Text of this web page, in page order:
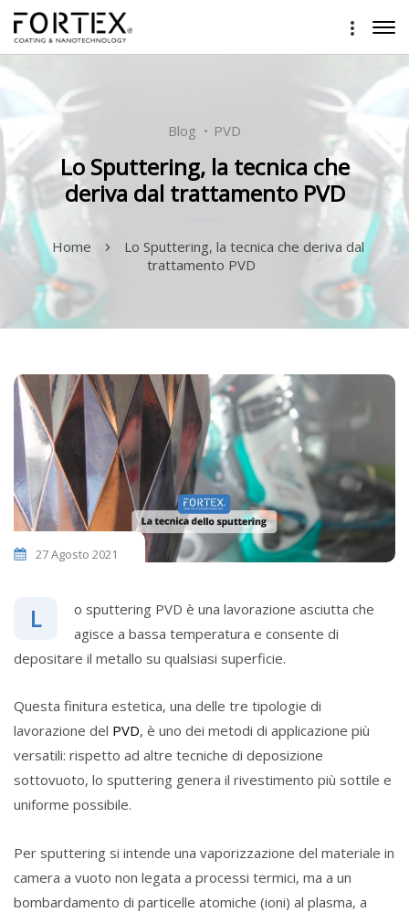
Blog PVD
Lo Sputtering, la tecnica che
deriva dal trattamento PVD
Home
Lo Sputtering, la tecnica che deriva dal
trattamento PVD
27 Agosto 2021
L
o sputtering PVD è una lavorazione asciutta che
agisce a bassa temperatura e consente di
depositare il metallo su qualsiasi superficie.
Questa finitura estetica, una delle tre tipologie di
lavorazione del PVD, è uno dei metodi di applicazione più
versatili: rispetto ad altre tecniche di deposizione
sottovuoto, lo sputtering genera il rivestimento più sottile e
uniforme possibile.
Per sputtering si intende una vaporizzazione del materiale in
camera a vuoto non legata a processi termici, ma a un
bombardamento di particelle atomiche (ioni) al plasma, a